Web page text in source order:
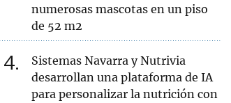
numerosas mascotas en un piso
de 52 m2
4
Sistemas Navarra y Nutrivia
desarrollan una plataforma de IA
para personalizar la nutrición con